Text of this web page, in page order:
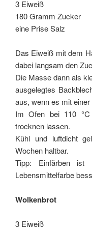
3 Eiweiß
180 Gramm Zucker
eine Prise Salz
Das Eiweiß mit dem
dabei langsam den
Die Masse dann als
ausgelegtes
aus, wenn es mit
Im Ofen bei 110
trocknen lassen.
Kühl und luftdicht
Wochen haltbar.
Tipp: Einfärben ist
Lebensmittelfarbe
Wolkenbrot
3 Eiweiß